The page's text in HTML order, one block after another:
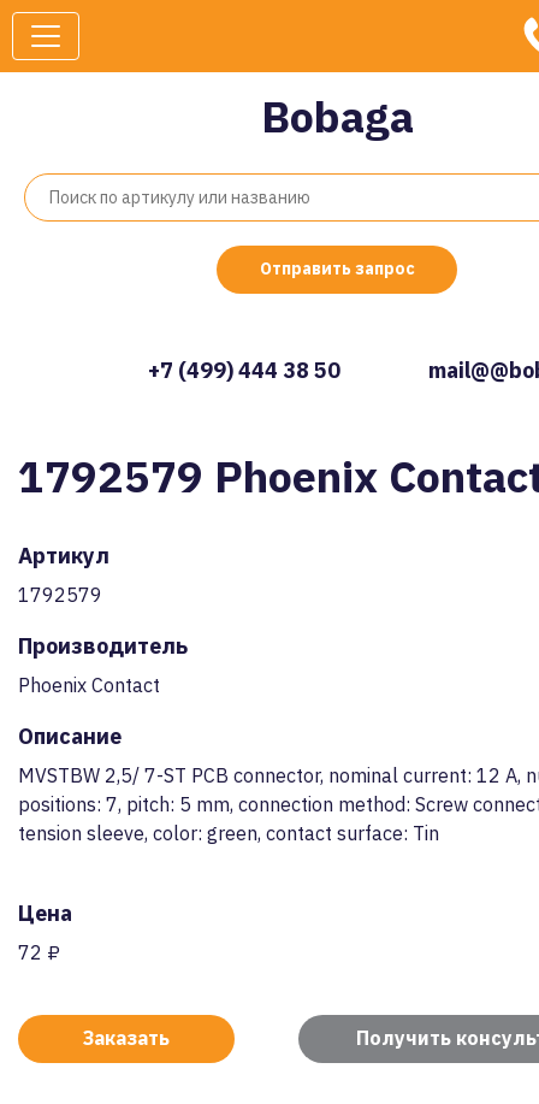
Bobaga
Отправить запрос
+7 (499) 444 38 50
1792579 Phoenix
Артикул
1792579
Производитель
Phoenix Contact
Описание
MVSTBW 2,5/ 7-ST PCB connector, nominal current: 12 A,
positions: 7, pitch: 5 mm, connection method: Screw
tension sleeve, color: green, contact surface: Tin
Цена
72 ₽
Заказать Получить